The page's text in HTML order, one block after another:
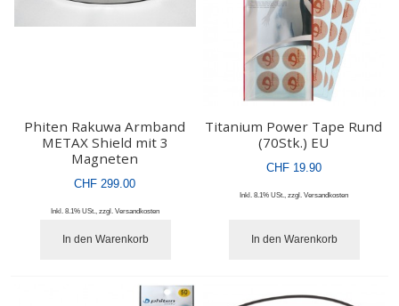
Phiten Rakuwa Armband
METAX Shield mit 3
Magneten
CHF 299.00
Inkl. 8.1% USt., zzgl. Versandkosten
In den Warenkorb
Titanium Power Tape Rund
(70Stk.) EU
CHF 19.90
Inkl. 8.1% USt., zzgl. Versandkosten
In den Warenkorb